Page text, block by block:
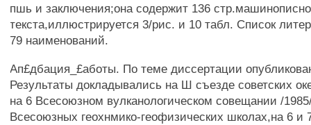
пшь и заключения;она содержит 136
текста,иллюстрируется 3/рис. и 10 табл. Список
79 наименований.
Ап£дбация_£аботы. По теме диссертации
Результаты докладывались на Ш съезде советских
на 6 Всесоюзном вулканологическом совещании /
Всесоюзных геохнмико-геофизических школах,на 6 и